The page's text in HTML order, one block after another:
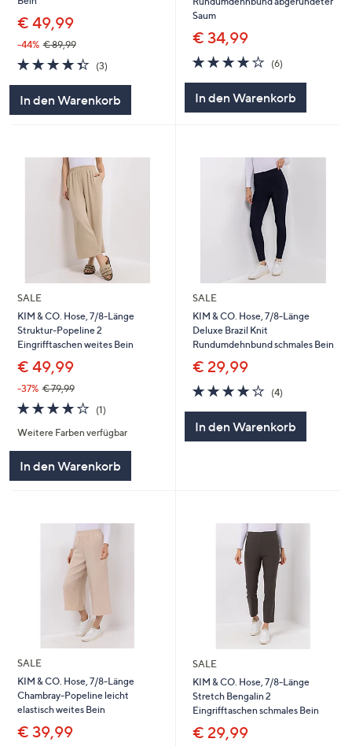
€ 49,99
-44% € 89,99
4.3
von
(3)3
In den Warenkorb
Saum
€ 34,99
4.2
von
(6)6
In den Warenkorb
SALE
KIM & CO. Hose, 7/8-Länge
Struktur-Popeline 2
Eingrifftaschen weites Bein
€ 49,99
-37% € 79,99
4.0
von
5
(1)
Weitere Farben verfügbar
In den Warenkorb
SALE
KIM & CO. Hose, 7/8-Länge
Deluxe Brazil Knit
Rundumdehnbund schmales Bein
€ 29,99
4.0
von
(4)4
In den Warenkorb
SALE
KIM & CO. Hose, 7/8-Länge
Chambray-Popeline leicht
elastisch weites Bein
€ 39,99
SALE
KIM & CO. Hose, 7/8-Länge
Stretch Bengalin 2
Eingrifftaschen schmales Bein
€ 29,99